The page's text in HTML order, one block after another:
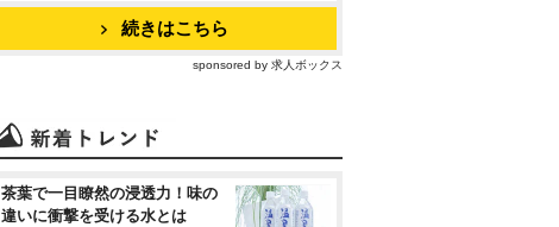
続きはこちら
sponsored by 求人ボックス
茶葉で一目瞭然の浸透力！味の
違いに衝撃を受ける水とは